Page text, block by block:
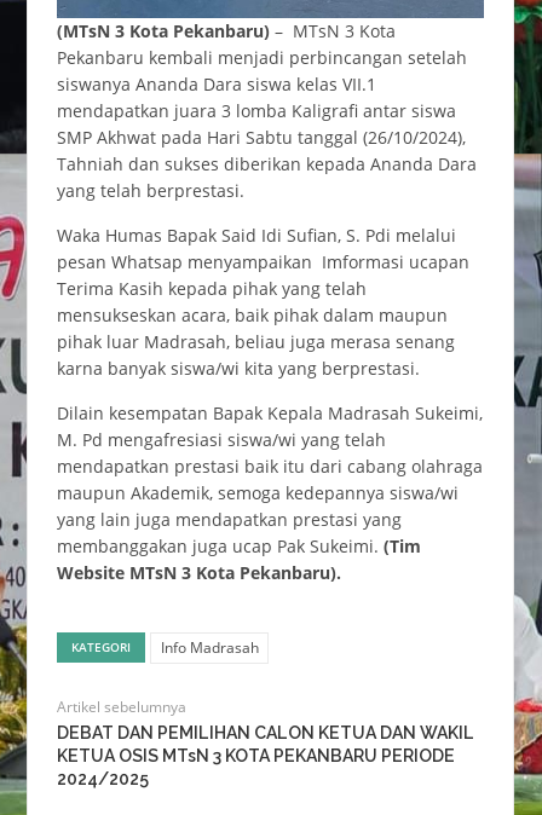
(MTsN 3 Kota Pekanbaru)– MTsN 3 Kota
Pekanbaru kembali menjadi perbincangan setelah
siswanya Ananda Dara siswa kelas VII.1
mendapatkan juara 3 lomba Kaligrafi antar siswa
SMP Akhwat pada Hari Sabtu tanggal (26/10/2024),
Tahniah dan sukses diberikan kepada Ananda Dara
yang telah berprestasi.
Waka Humas Bapak Said Idi Sufian, S. Pdi melalui
pesan Whatsap menyampaikan Imformasi ucapan
Terima Kasih kepada pihak yang telah
mensukseskan acara, baik pihak dalam maupun
pihak luar Madrasah, beliau juga merasa senang
karna banyak siswa/wi kita yang berprestasi.
Dilain kesempatan Bapak Kepala Madrasah Sukeimi,
M. Pd mengafresiasi siswa/wi yang telah
mendapatkan prestasi baik itu dari cabang olahraga
maupun Akademik, semoga kedepannya siswa/wi
yang lain juga mendapatkan prestasi yang
membanggakan juga ucap Pak Sukeimi. (Tim
Website MTsN 3 Kota Pekanbaru).
KATEGORI Info Madrasah
Artikel sebelumnya
DEBAT DAN PEMILIHAN CALON KETUA DAN WAKIL
KETUA OSIS MTsN 3 KOTA PEKANBARU PERIODE
2024/2025